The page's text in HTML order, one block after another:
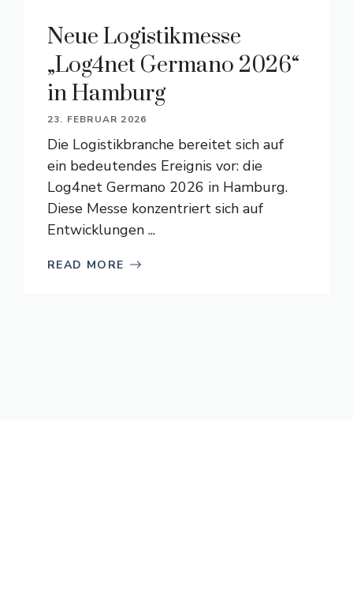
Neue Logistikmesse
„Log4net Germano 2026“
in Hamburg
23. FEBRUAR 2026
Die Logistikbranche bereitet sich auf
ein bedeutendes Ereignis vor: die
Log4net Germano 2026 in Hamburg.
Diese Messe konzentriert sich auf
Entwicklungen ...
READ MORE